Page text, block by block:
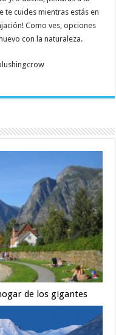
te cuides mientras estás en
Como ves, opciones
con la naturaleza.
de los gigantes